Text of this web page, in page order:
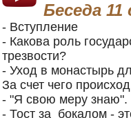
Беседа 11
- Вступление
- Какова роль
трезвости?
- Уход в монастырь
За счет чего
- "Я свою меру
- Тост за бокалом -